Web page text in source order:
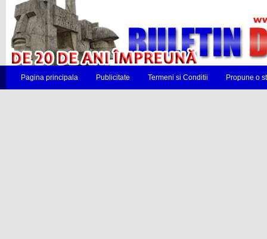
Pagina principala Publicitate Termeni si Conditii Propune o